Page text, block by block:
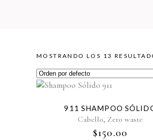
MOSTRANDO LOS 13
911 SHAMPOO
Cabello, Zero waste
$150.00